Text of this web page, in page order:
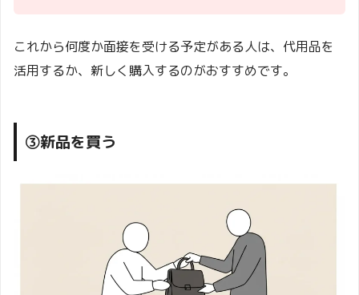
これから何度か面接を受ける予定がある人は、代用品を
活用するか、新しく購入するのがおすすめです。
③新品を買う